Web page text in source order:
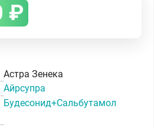
₽
Астра Зенека
Айрсупра
Будесонид+Сальбутамол